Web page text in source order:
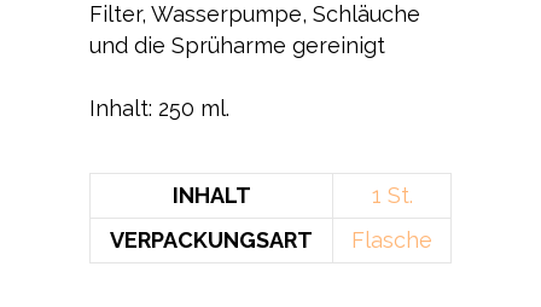
Filter, Wasserpumpe, Schläuche
und die Sprüharme gereinigt
Inhalt: 250 ml.
INHALT
1 St.
VERPACKUNGSART
Flasche